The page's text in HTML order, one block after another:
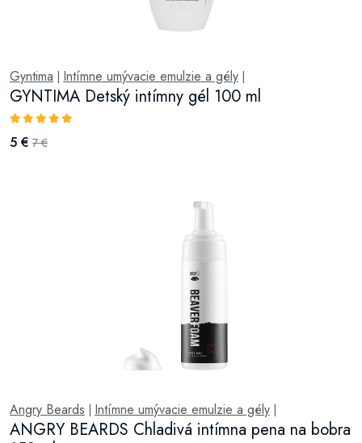
Gyntima Intímne umývacie emulzie a gély
GYNTIMA Detský intímny gél 100 ml
5 € 7 €
Angry Beards Intímne umývacie emulzie a gély
ANGRY BEARDS Chladivá intímna pena na bobra